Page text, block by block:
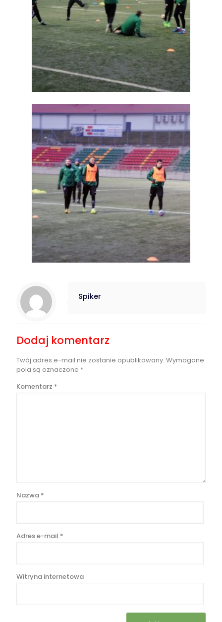
Spiker
Dodaj komentarz
Twój adres e-mail nie zostanie opublikowany. Wymagane
pola są oznaczone *
Komentarz *
Nazwa *
Adres e-mail *
Witryna internetowa